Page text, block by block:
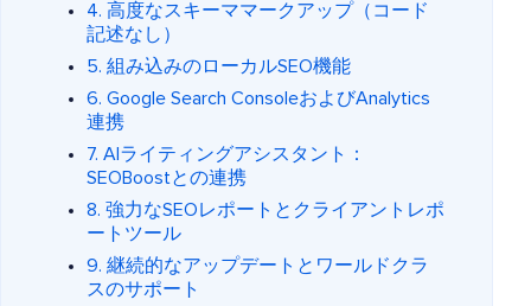
4. 高度なスキーママークアップ（コード
記述なし）
5. 組み込みのローカルSEO機能
6. Google Search ConsoleおよびAnalytics
連携
7. AIライティングアシスタント：
SEOBoostとの連携
8. 強力なSEOレポートとクライアントレポ
ートツール
9. 継続的なアップデートとワールドクラ
スのサポート